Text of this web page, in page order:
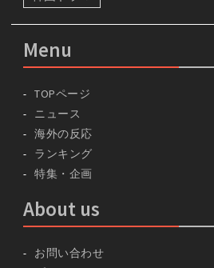
Menu
TOPページ
ニュース
海外の反応
ランキング
特集・企画
About us
お問い合わせ